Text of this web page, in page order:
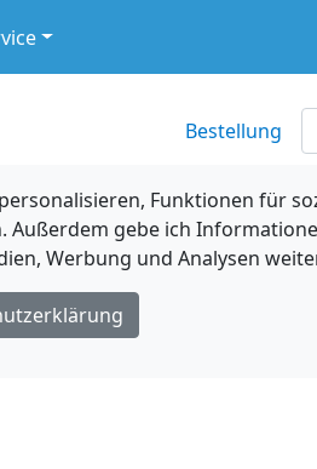
Bestellung
Funktionen für
Außerdem gebe ich
Werbung und Analysen